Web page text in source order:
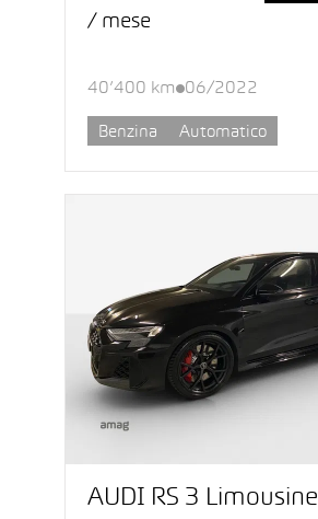
/ mese
40’400 km 06/2022
Benzina Automatico
AUDI RS 3 Limousine